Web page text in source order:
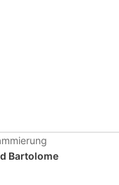
Bartolome